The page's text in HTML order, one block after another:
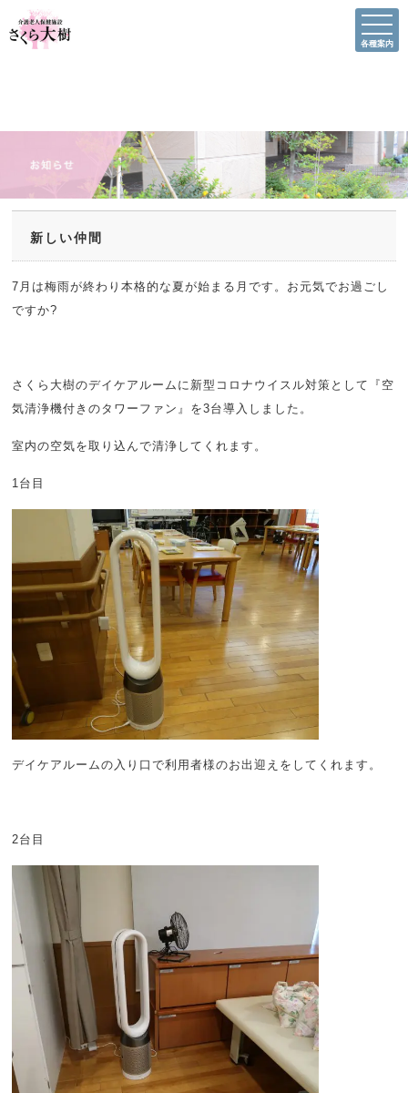
各種案内
新しい仲間
7月は梅雨が終わり本格的な夏が始まる月です。お元気でお過ごし
ですか?
さくら大樹のデイケアルームに新型コロナウイスル対策として『空
気清浄機付きのタワーファン』を3台導入しました。
室内の空気を取り込んで清浄してくれます。
1台目
デイケアルームの入り口で利用者様のお出迎えをしてくれます。
2台目